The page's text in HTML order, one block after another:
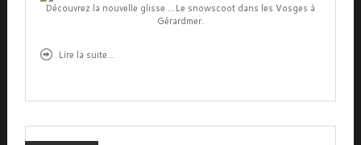
Découvrez la nouvelle glisse ...Le snowscoot dans les Vosges à
Gérardmer.
Lire la suite...